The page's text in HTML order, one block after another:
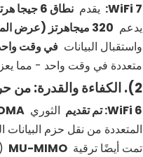
WiFi 7: يقدم نطاق 6 جيجا هرتز الحاسم!
يدعم 320 ميجاهرتز (عرض المسار المزدوج)
واستقبال البيانات في وقت
متعددة في وقت واحد - مما
2). الكفاءة والقدرة: من حركة المرور المنظمة إلى التنسيق الذكي
WiFi 6: تم تقديم الثوري
المتعددة من نقل حزم
تمت أيضًا ترقية MU-MIMO